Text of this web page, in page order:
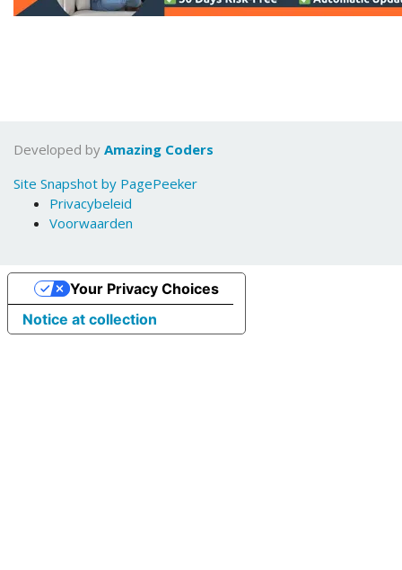
Developed by Amazing Coders
Site Snapshot by PagePeeker
Privacybeleid
Voorwaarden
Notice at collection
Your Privacy Choices